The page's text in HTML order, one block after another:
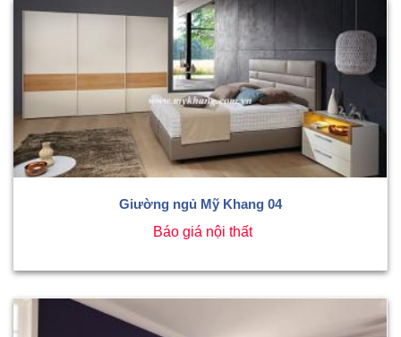
Giường ngủ Mỹ Khang 04
Báo giá nội thất